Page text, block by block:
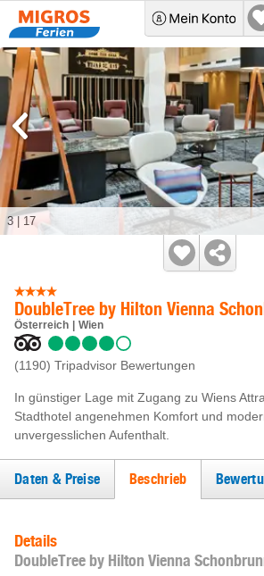
DoubleTree by Hilton Vienna
Österreich Wien
(1190) Tripadvisor Bewertungen
In günstiger Lage mit Zugang zu Wiens
Stadthotel angenehmen Komfort und
unvergesslichen Aufenthalt.
3 17
Daten & Preise Beschrieb
Details
DoubleTree by Hilton Vienna